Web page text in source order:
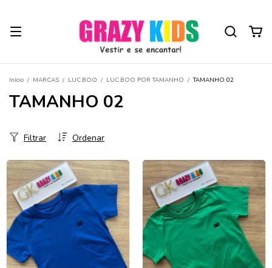
Início / MARCAS / LUC.BOO / LUC.BOO POR TAMANHO / TAMANHO 02
TAMANHO 02
Ordenar
Filtrar